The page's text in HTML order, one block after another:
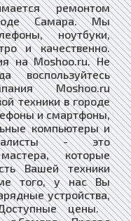
ремонтом
Самара. Мы
ноутбуки,
и качественно.
на Moshoo.ru. Не
воспользуйтесь
Moshoo.ru
техники в городе
и смартфоны,
компьютеры и
- это
которые
Вашей техники
того, у нас Вы
устройства,
цены.